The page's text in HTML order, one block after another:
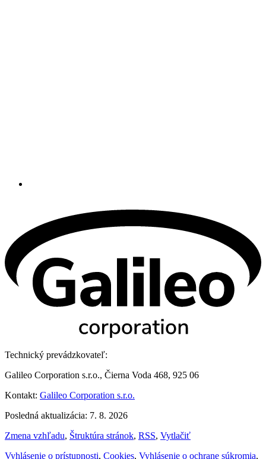
Technický prevádzkovateľ:
Galileo Corporation s.r.o., Čierna Voda 468, 925 06
Kontakt: Galileo Corporation s.r.o.
Posledná aktualizácia: 7. 8. 2026
Zmena vzhľadu, Štruktúra stránok, RSS, Vytlačiť
Vyhlásenie o prístupnosti, Cookies, Vyhlásenie o ochrane súkromia,